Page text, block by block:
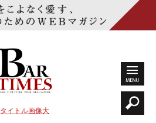
タイトル画像大